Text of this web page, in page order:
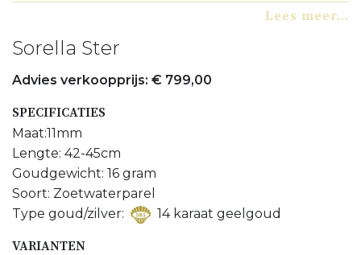
bedeltjes verkrijgbaar. Ook zeer geschikt voor
Informeer naar de mogelijkheden bij uw juwelier of
neem contact met ons op.
Lees meer...
Sorella Ster
Advies verkoopprijs: € 799,00
SPECIFICATIES
Maat:11mm
Lengte: 42-45cm
Goudgewicht: 16 gram
Soort: Zoetwaterparel
Type goud/zilver:
14 karaat geelgoud
VARIANTEN